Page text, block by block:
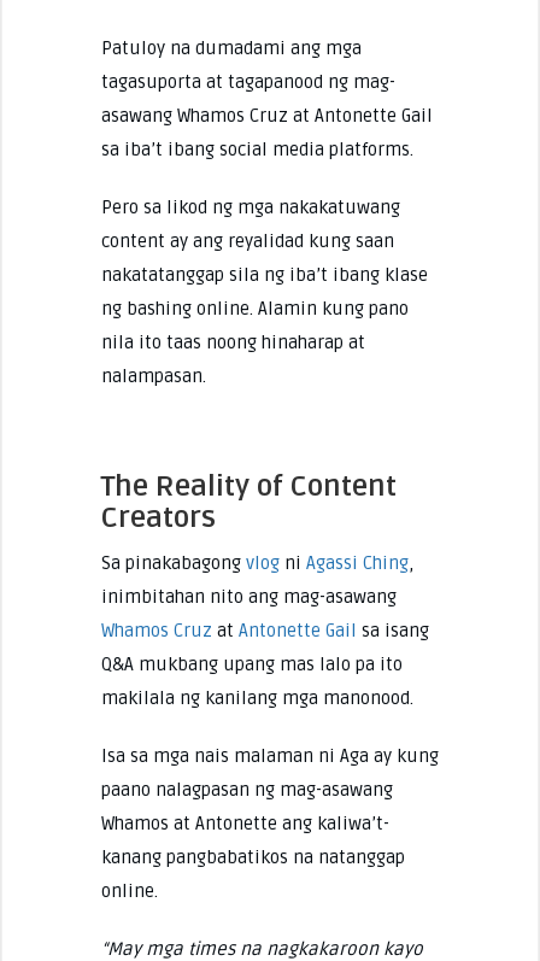
Patuloy na dumadami ang mga
tagasuporta at tagapanood ng mag-
asawang Whamos Cruz at Antonette Gail
sa iba’t ibang social media platforms.
Pero sa likod ng mga nakakatuwang
content ay ang reyalidad kung saan
nakatatanggap sila ng iba’t ibang klase
ng bashing online. Alamin kung pano
nila ito taas noong hinaharap at
nalampasan.
The Reality of Content
Creators
Sa pinakabagong vlogni Agassi Ching,
inimbitahan nito ang mag-asawang
Whamos Cruz at Antonette Gail sa isang
Q&A mukbang upang mas lalo pa ito
makilala ng kanilang mga manonood.
Isa sa mga nais malaman ni Aga ay kung
paano nalagpasan ng mag-asawang
Whamos at Antonette ang kaliwa’t-
kanang pangbabatikos na natanggap
online.
“May mga times na nagkakaroon kayo